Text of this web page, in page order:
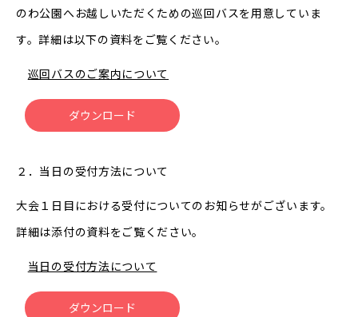
のわ公園へお越しいただくための巡回バスを用意していま
す。詳細は以下の資料をご覧ください。
巡回バスのご案内について
ダウンロード
２．当日の受付方法について
大会１日目における受付についてのお知らせがございます。
詳細は添付の資料をご覧ください。
当日の受付方法について
ダウンロード